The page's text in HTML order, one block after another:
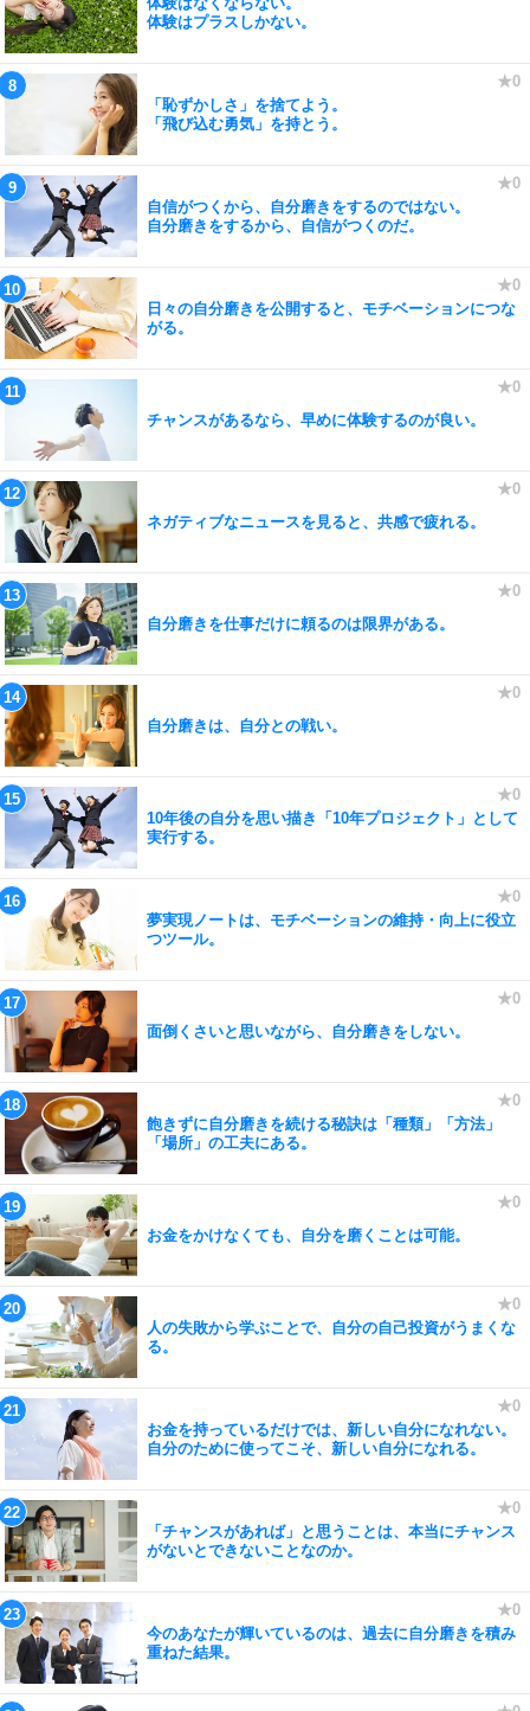
体験はプラスしかない。
「恥ずかしさ」を捨てよう。
「飛び込む勇気」を持とう。
自信がつくから、自分磨きをするのではない。
自分磨きをするから、自信がつくのだ。
日々の自分磨きを公開すると、モチベーションにつな
がる。
チャンスがあるなら、早めに体験するのが良い。
ネガティブなニュースを見ると、共感で疲れる。
自分磨きを仕事だけに頼るのは限界がある。
自分磨きは、自分との戦い。
10年後の自分を思い描き「10年プロジェクト」として
実行する。
夢実現ノートは、モチベーションの維持・向上に役立
つツール。
面倒くさいと思いながら、自分磨きをしない。
飽きずに自分磨きを続ける秘訣は「種類」「方法」
「場所」の工夫にある。
お金をかけなくても、自分を磨くことは可能。
人の失敗から学ぶことで、自分の自己投資がうまくな
る。
お金を持っているだけでは、新しい自分になれない。
自分のために使ってこそ、新しい自分になれる。
「チャンスがあれば」と思うことは、本当にチャンス
がないとできないことなのか。
今のあなたが輝いているのは、過去に自分磨きを積み
重ねた結果。